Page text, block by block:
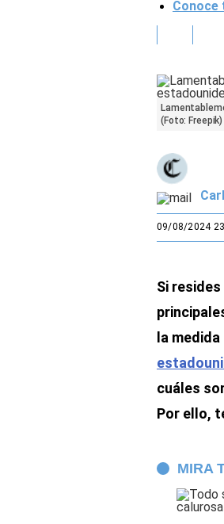
Conoce
(Foto: Freepik)
09/08/2024
Si resides
la
cuáles
Por ello,
MIRA